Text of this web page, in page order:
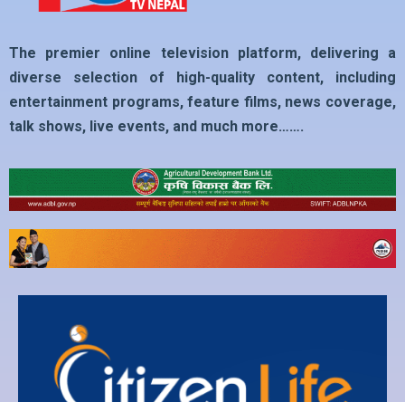
The premier online television platform, delivering a
diverse selection of high-quality content, including
entertainment programs, feature films, news coverage,
talk shows, live events, and much more…….